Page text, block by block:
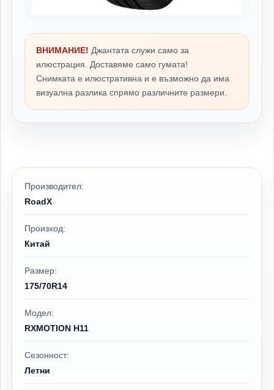
ВНИМАНИЕ! Джантата служи само за
илюстрация. Доставяме само гумата!
Снимката е илюстративна и е възможно да има
визуална разлика спрямо различните размери.
Производител:
RoadX
Произход:
Китай
Размер:
175/70R14
Модел:
RXMOTION H11
Сезонност:
Летни